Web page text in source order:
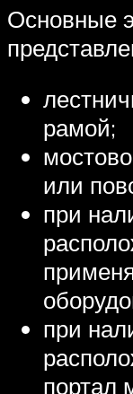
Основные
рамой;
или
при
при
портал